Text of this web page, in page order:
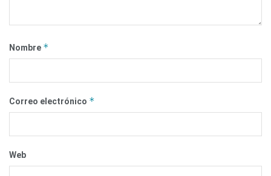
Nombre *
Correo electrónico *
Web